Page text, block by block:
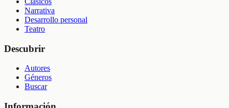
Narrativa
Desarrollo personal
Teatro
Descubrir
Autores
Géneros
Buscar